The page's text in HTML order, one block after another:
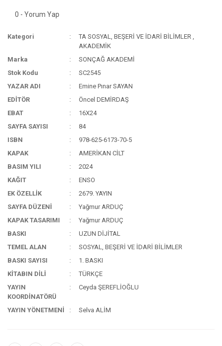
0 - Yorum Yap
Kategori TA SOSYAL, BEŞERİ VE İDARİ BİLİMLER ,
AKADEMİK
Marka
SONÇAĞ AKADEMİ
Stok Kodu
SC2545
YAZAR ADI
Emine Pınar SAYAN
EDİTÖR
Öncel DEMİRDAŞ
EBAT
16X24
SAYFA SAYISI
84
ISBN
978-625-6173-70-5
KAPAK
AMERİKAN CİLT
BASIM YILI
2024
KAĞIT
ENSO
EK ÖZELLİK
2679. YAYIN
SAYFA DÜZENİ
Yağmur ARDUÇ
KAPAK TASARIMI
Yağmur ARDUÇ
BASKI
UZUN DİJİTAL
TEMEL ALAN
SOSYAL, BEŞERİ VE İDARİ BİLİMLER
BASKI SAYISI
1. BASKI
KİTABIN DİLİ
TÜRKÇE
YAYIN
KOORDİNATÖRÜ
Ceyda ŞEREFLİOĞLU
YAYIN YÖNETMENİ Selva ALİM